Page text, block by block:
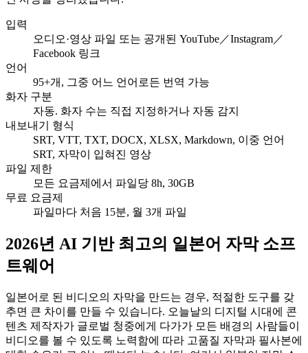
입력
오디오·영상 파일 또는 공개된 YouTube／Instagram／
Facebook 링크
언어
95+개, 그중 어느 언어로든 번역 가능
화자 구분
자동. 화자 수는 직접 지정하거나 자동 감지
내보내기 형식
SRT, VTT, TXT, DOCX, XLSX, Markdown, 이중 언어
SRT, 자막이 입혀진 영상
파일 제한
모든 요금제에서 파일당 8h, 30GB
무료 요금제
파일마다 처음 15분, 월 3개 파일
2026년 AI 기반 최고의 일본어 자막 소프
트웨어
일본어로 된 비디오의 자막을 만드는 경우, 적절한 도구를 갖
추면 큰 차이를 만들 수 있습니다. 오늘날의 디지털 시대에 콘
텐츠 제작자가 글로벌 청중에게 다가가 모든 배경의 사람들이
비디오를 볼 수 있도록 노력함에 따라 고품질 자막과 필사본에